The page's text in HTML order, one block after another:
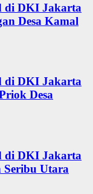
di DKI Jakarta
Desa Kamal
di DKI Jakarta
Desa
di DKI Jakarta
Seribu Utara